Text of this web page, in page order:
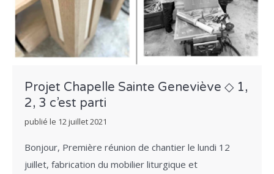
Projet Chapelle Sainte Geneviève ◇ 1,
2, 3 c’est parti
publié le 12 juillet 2021
Bonjour, Première réunion de chantier le lundi 12
juillet, fabrication du mobilier liturgique et